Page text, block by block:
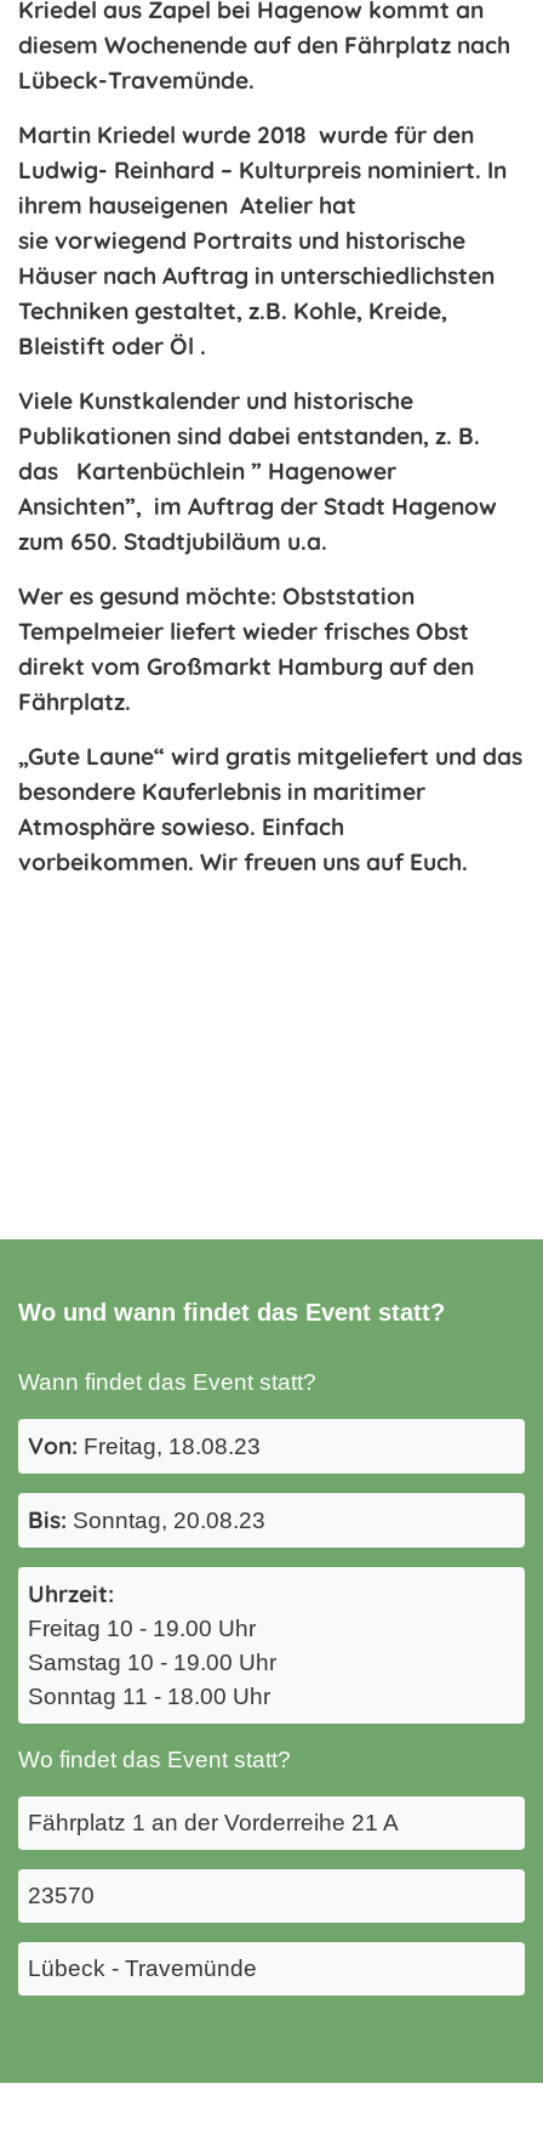
Kriedel aus Zapel bei Hagenow kommt an
diesem Wochenende auf den Fährplatz nach
Lübeck-Travemünde.
Martin Kriedel wurde 2018 wurde für den
Ludwig- Reinhard – Kulturpreis nominiert. In
ihrem hauseigenen Atelier hat
sie vorwiegend Portraits und historische
Häuser nach Auftrag in unterschiedlichsten
Techniken gestaltet, z.B. Kohle, Kreide,
Bleistift oder Öl .
Viele Kunstkalender und historische
Publikationen sind dabei entstanden, z. B.
das Kartenbüchlein ” Hagenower
Ansichten”, im Auftrag der Stadt Hagenow
zum 650. Stadtjubiläum u.a.
Wer es gesund möchte: Obststation
Tempelmeier liefert wieder frisches Obst
direkt vom Großmarkt Hamburg auf den
Fährplatz.
„Gute Laune“ wird gratis mitgeliefert und das
besondere Kauferlebnis in maritimer
Atmosphäre sowieso. Einfach
vorbeikommen. Wir freuen uns auf Euch.
Wo und wann findet das Event statt?
Wann findet das Event statt?
Von: Freitag, 18.08.23
Bis: Sonntag, 20.08.23
Uhrzeit:
Freitag 10 - 19.00 Uhr
Samstag 10 - 19.00 Uhr
Sonntag 11 - 18.00 Uhr
Wo findet das Event statt?
Fährplatz 1 an der Vorderreihe 21 A
23570
Lübeck - Travemünde